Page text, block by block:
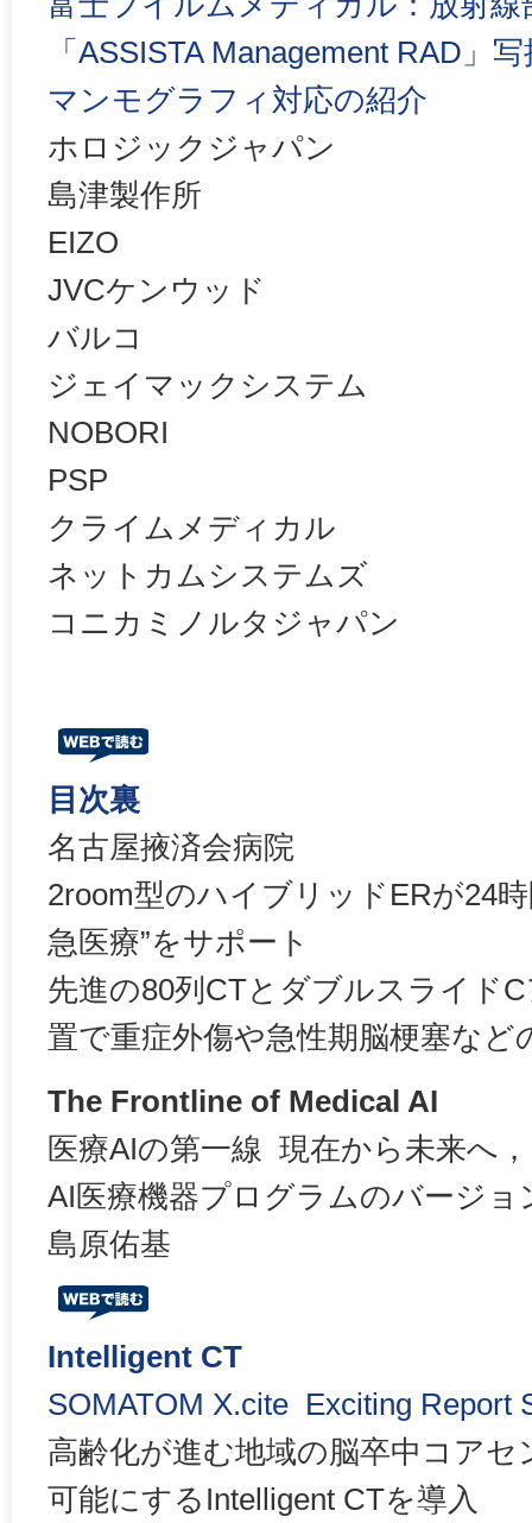
「ASSISTA Management RAD」
マンモグラフィ対応の紹介
ホロジックジャパン
島津製作所
EIZO
JVCケンウッド
バルコ
ジェイマックシステム
NOBORI
PSP
クライムメディカル
ネットカムシステムズ
コニカミノルタジャパン
目次裏
名古屋掖済会病院
2room型のハイブリッドERが24
急医療”をサポート
先進の80列CTとダブルスライド
置で重症外傷や急性期脳梗塞など
The Frontline of Medical AI
医療AIの第一線 現在から未来へ
AI医療機器プログラムのバージョ
島原佑基
Intelligent CT
SOMATOM X.cite Exciting Report
高齢化が進む地域の脳卒中コアセ
可能にするIntelligent CTを導入